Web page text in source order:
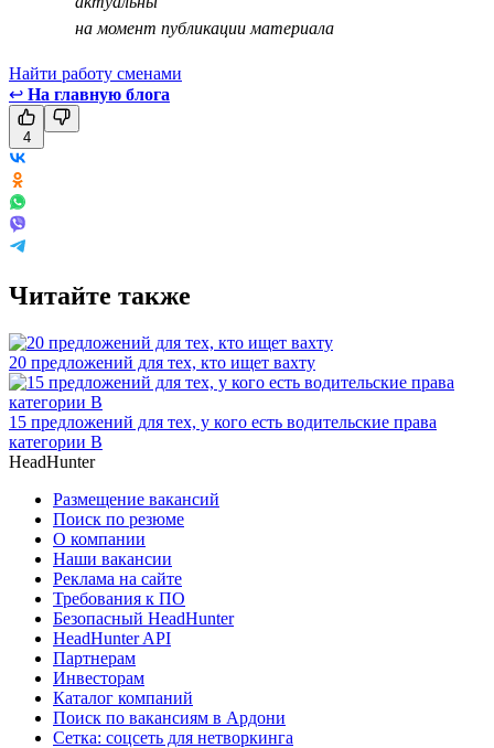
на момент публикации материала
Найти работу сменами
↩ На главную блога
4
Читайте также
20 предложений для тех, кто ищет вахту
15 предложений для тех, у кого есть водительские права
категории В
HeadHunter
Размещение вакансий
Поиск по резюме
О компании
Наши вакансии
Реклама на сайте
Требования к ПО
Безопасный HeadHunter
HeadHunter API
Партнерам
Инвесторам
Каталог компаний
Поиск по вакансиям в Ардони
Сетка: соцсеть для нетворкинга